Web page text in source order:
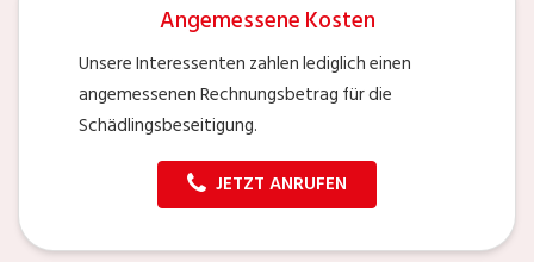
Angemessene Kosten
Unsere Interessenten zahlen lediglich einen
angemessenen Rechnungsbetrag für die
Schädlingsbeseitigung.
JETZT ANRUFEN